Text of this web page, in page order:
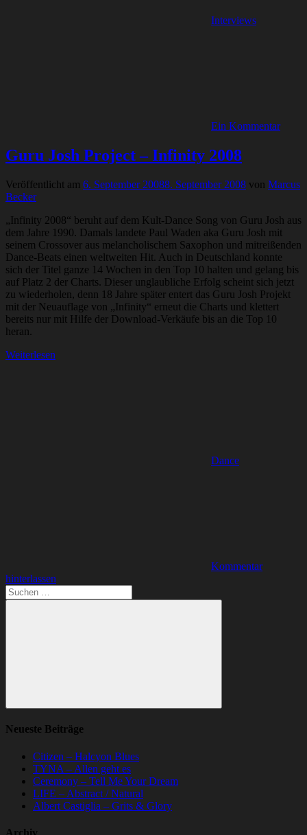
Interviews
Ein Kommentar
Guru Josh Project – Infinity 2008
Veröffentlicht am 6. September 20088. September 2008 von Marcus
Becker
„Infinity 2008“ beruht auf dem Kult-Dance Song von Guru Josh aus
dem Jahre 1990. Damals landete Paul Waden aka Guru Josh mit
seinem Crossover aus melancholischem Saxophon und mitreißenden
Dance-Beats einen weltweiten Hit. Auch in Deutschland konnte
sich der Titel ganze 14 Wochen in den Top 10 halten und gelang bis
auf Platz 2 der Charts. Dieser unglaubliche Erfolg scheint sich jetzt
zu wiederholen, denn 18 Jahre später entert das Guru Josh Projekt
mit der Neuauflage von „Infinity“ erneut die Charts und klettert
bereits nur mit Hilfe der Download-Verkäufe bis an die Top 10
heran.
Weiterlesen
Dance
Kommentar
hinterlassen
Suchen
nach:
Suchen
Neueste Beiträge
Citizen – Halcyon Blues
TYNA – Allen geht es
Ceremony – Tell Me Your Dream
LIFE – Abstract / Natural
Albert Castiglia – Grits & Glory
Archiv